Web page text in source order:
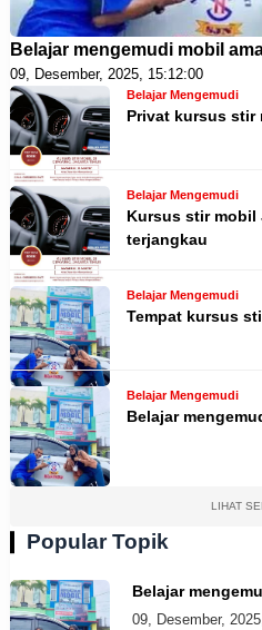
Belajar mengemudi mobil
09, Desember, 2025, 15:12:00
Belajar Mengemudi
Privat kursus stir
Belajar Mengemudi
Kursus stir mobil
terjangkau
Belajar Mengemudi
Tempat kursus
Belajar Mengemudi
Belajar
LIHAT
Popular Topik
Belajar
09, Desember,